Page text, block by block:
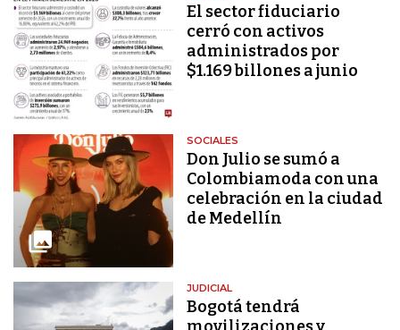
El sector fiduciario
cerró con activos
administrados por
$1.169 billones a junio
SOCIALES
Don Julio se sumó a
Colombiamoda con una
celebración en la ciudad
de Medellín
JUDICIAL
Bogotá tendrá